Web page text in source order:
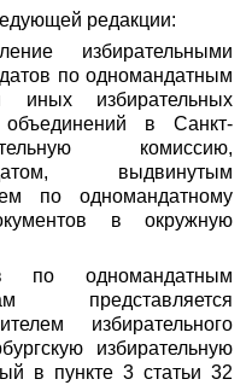
редакции:
избирательными
по одномандатным
иных избирательных
объединений в Санкт-
комиссию,
выдвинутым
по одномандатному
в окружную
по одномандатным
представляется
избирательного
избирательную
в пункте 3 статьи 32